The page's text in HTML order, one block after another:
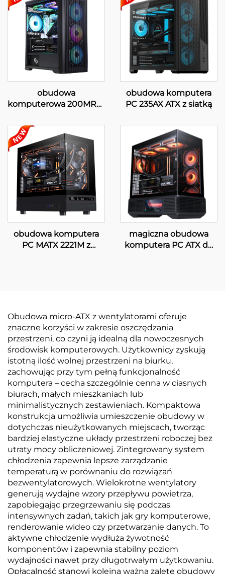
obudowa
komputerowa 200MR01
obudowa komputera
PC 235AX ATX z siatką
obudowa komputera
PC MATX 2221M z
magiczna obudowa
komputera PC ATX do
Obudowa micro-ATX z wentylatorami oferuje
znaczne korzyści w zakresie oszczędzania
przestrzeni, co czyni ją idealną dla nowoczesnych
środowisk komputerowych. Użytkownicy zyskują
istotną ilość wolnej przestrzeni na biurku,
zachowując przy tym pełną funkcjonalność
komputera – cecha szczególnie cenna w ciasnych
biurach, małych mieszkaniach lub
minimalistycznych zestawieniach. Kompaktowa
konstrukcja umożliwia umieszczenie obudowy w
dotychczas nieużytkowanych miejscach, tworząc
bardziej elastyczne układy przestrzeni roboczej bez
utraty mocy obliczeniowej. Zintegrowany system
chłodzenia zapewnia lepsze zarządzanie
temperaturą w porównaniu do rozwiązań
bezwentylatorowych. Wielokrotne wentylatory
generują wydajne wzory przepływu powietrza,
zapobiegając przegrzewaniu się podczas
intensywnych zadań, takich jak gry komputerowe,
renderowanie wideo czy przetwarzanie danych. To
aktywne chłodzenie wydłuża żywotność
komponentów i zapewnia stabilny poziom
wydajności nawet przy długotrwałym użytkowaniu.
Opłacalność stanowi kolejną ważną zaletę obudowy